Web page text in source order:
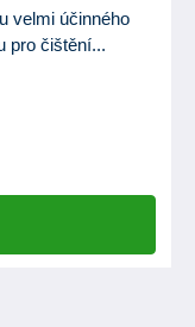
velmi účinného
pro čištění...